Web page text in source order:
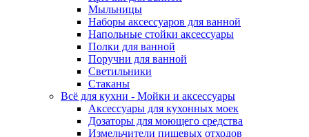
Мыльницы
Наборы аксессуаров для ванной
Напольные стойки аксессуары
Полки для ванной
Поручни для ванной
Светильники
Стаканы
Всё для кухни - Мойки и аксессуары
Аксессуары для кухонных моек
Дозаторы для моющего средства
Измельчители пищевых отходов